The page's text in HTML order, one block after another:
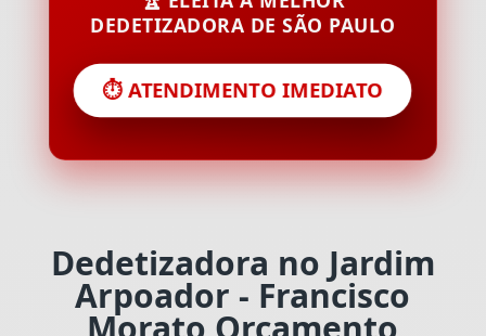
DEDETIZADORA DE SÃO PAULO
⏱️ ATENDIMENTO IMEDIATO
Dedetizadora no Jardim
Arpoador - Francisco